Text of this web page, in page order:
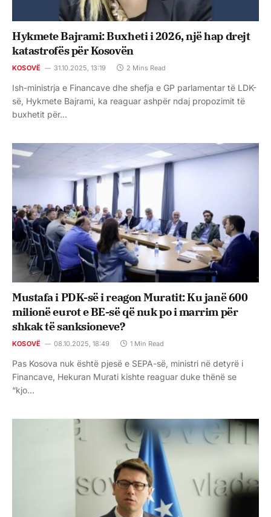
Hykmete Bajrami: Buxheti i 2026, një hap drejt
katastrofës për Kosovën
KOSOVË 31.10.2025, 13:19 2 Mins Read
Ish-ministrja e Financave dhe shefja e GP parlamentar të LDK-
së, Hykmete Bajrami, ka reaguar ashpër ndaj propozimit të
buxhetit për…
Mustafa i PDK-së i reagon Muratit: Ku janë 600
milionë eurot e BE-së që nuk po i marrim për
shkak të sanksioneve?
KOSOVË 08.10.2025, 18:49 1 Min Read
Pas Kosova nuk është pjesë e SEPA-së, ministri në detyrë i
Financave, Hekuran Murati kishte reaguar duke thënë se
“kjo…